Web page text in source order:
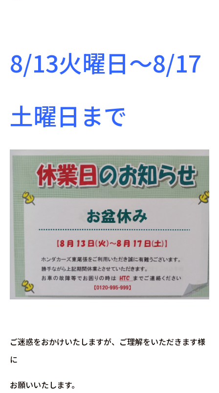
8/13火曜日～8/17
土曜日まで
ご迷惑をおかけいたしますが、ご理解をいただきます様
に
お願いいたします。